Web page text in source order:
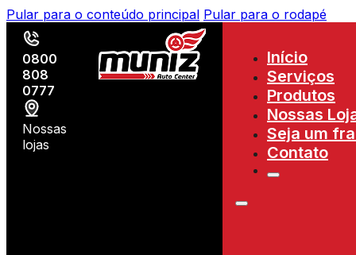
Pular para o conteúdo principal Pular para o rodapé
0800
808
0777
Nossas
lojas
Início
Serviços
Produtos
Nossas
Seja um
Contato